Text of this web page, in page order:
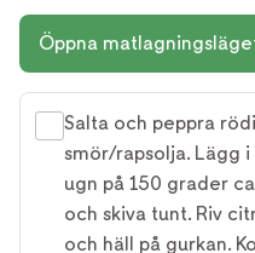
Öppna
Salta och peppra
smör/rapsolja. Lägg
ugn på 150 grader
och skiva tunt. Riv
och häll på gurkan.